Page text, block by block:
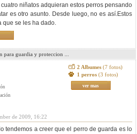
niñatos adquieran estos perros pensando
es otro asunto. Desde luego, no es así.Estos
que se les ha dado.
para guardia y proteccion ...
2 Albumes (7 fotos)
1 perros (3 fotos)
ver mas
de 2009, 16:22
tendemos a creer que el perro de guarda es lo